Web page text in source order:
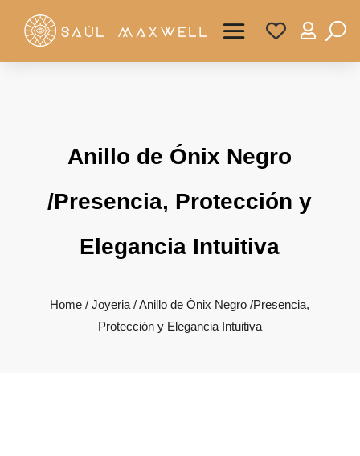

Anillo de Ónix Negro
/Presencia, Protección y
Elegancia Intuitiva
Home /Joyeria / Anillo de Ónix Negro /Presencia,
Protección y Elegancia Intuitiva